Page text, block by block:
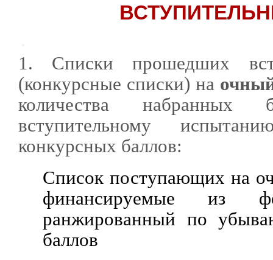
1. Списки прошедших
(конкурсные списки) на
количества
вступительному
конкурсных баллов:
Список поступающих на
финансируемые из
ранжированный по
баллов